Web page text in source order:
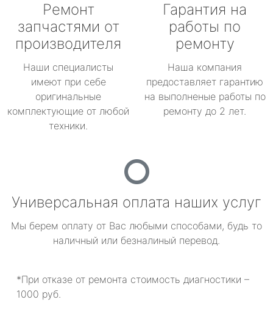
Ремонт
запчастями от
производителя
Наши специалисты
имеют при себе
оригинальные
комплектующие от любой
техники.
Гарантия на
работы по
ремонту
Наша компания
предоставляет гарантию
на выполненые работы по
ремонту до 2 лет.
Универсальная оплата наших услуг
Мы берем оплату от Вас любыми способами, будь то
наличный или безналиный перевод.
*При отказе от ремонта стоимость диагностики –
1000 руб.